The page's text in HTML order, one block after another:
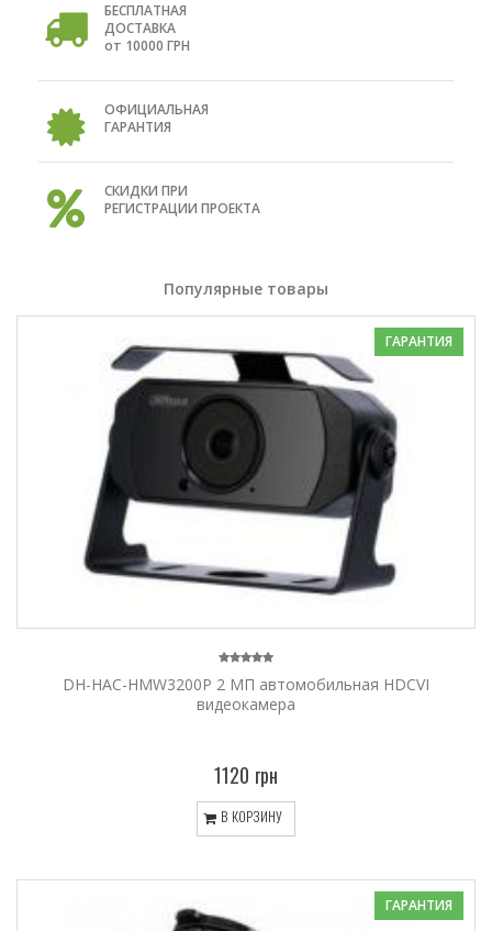
БЕСПЛАТНАЯ
ДОСТАВКА
от 10000 ГРН
ОФИЦИАЛЬНАЯ
ГАРАНТИЯ
СКИДКИ ПРИ
РЕГИСТРАЦИИ ПРОЕКТА
Популярные товары
ГАРАНТИЯ
DH-HAC-HMW3200P 2 МП автомобильная HDCVI
видеокамера
1120 грн
В КОРЗИНУ
ГАРАНТИЯ